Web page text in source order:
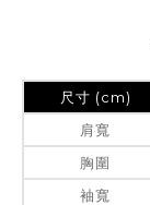
尺寸 (cm)
肩寬
胸圍
袖寬